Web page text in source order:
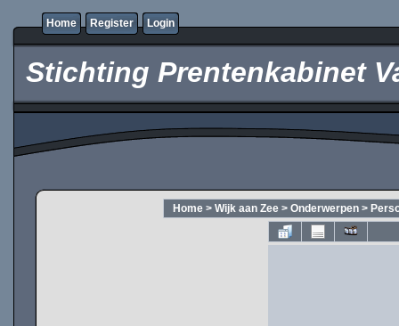
Home Register Login
Stichting Prentenkabinet
Home > Wijk aan Zee > Onderwerpen >